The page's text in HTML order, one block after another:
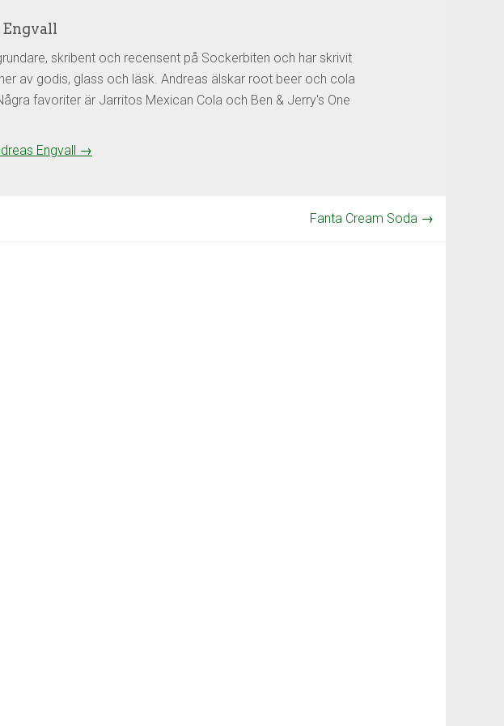
skribent och recensent på Sockerbiten och har skrivit
av godis, glass och läsk. Andreas älskar root beer och cola
favoriter är Jarritos Mexican Cola och Ben & Jerry's One
Engvall →
Fanta Cream Soda →